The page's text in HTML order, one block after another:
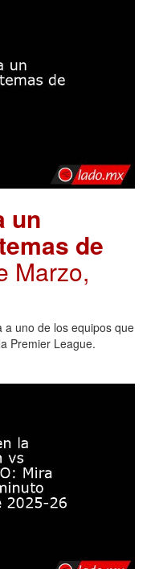
un
de
Marzo,
a uno de los equipos que
Premier League.